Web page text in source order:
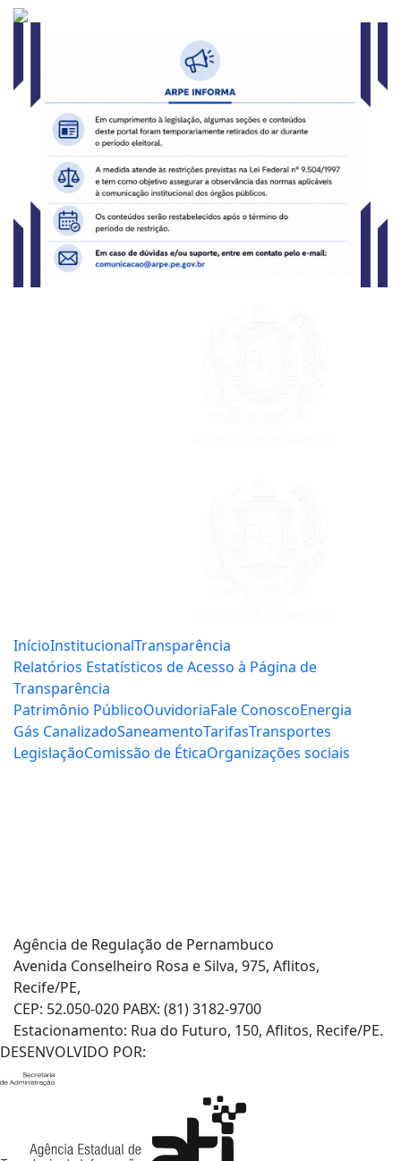
InícioInstitucionalTransparência
Relatórios Estatísticos de Acesso à Página de
Transparência
Patrimônio PúblicoOuvidoriaFale ConoscoEnergia
Gás CanalizadoSaneamentoTarifasTransportes
LegislaçãoComissão de ÉticaOrganizações sociais
Agência de Regulação de Pernambuco
Avenida Conselheiro Rosa e Silva, 975, Aflitos,
Recife/PE,
CEP: 52.050-020 PABX: (81) 3182-9700
Estacionamento: Rua do Futuro, 150, Aflitos, Recife/PE.
DESENVOLVIDO POR: